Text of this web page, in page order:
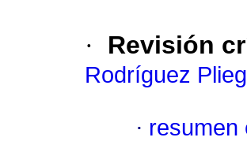
· Revisión
Rodríguez
· resumen